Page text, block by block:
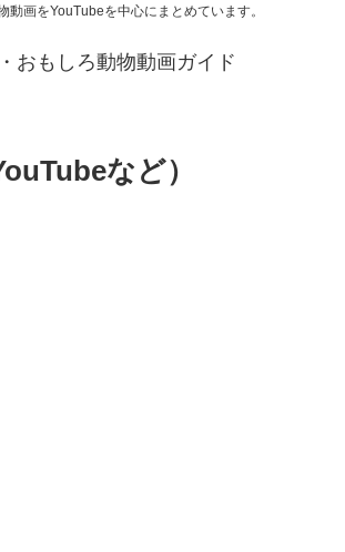
動画をYouTubeを中心にまとめています。
おもしろ動物動画ガイド
など）